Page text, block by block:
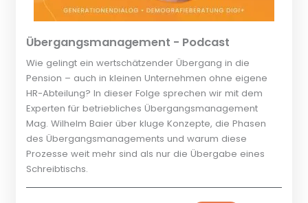
Übergangsmanagement - Podcast
Wie gelingt ein wertschätzender Übergang in die
Pension – auch in kleinen Unternehmen ohne eigene
HR-Abteilung? In dieser Folge sprechen wir mit dem
Experten für betriebliches Übergangsmanagement
Mag. Wilhelm Baier über kluge Konzepte, die Phasen
des Übergangsmanagements und warum diese
Prozesse weit mehr sind als nur die Übergabe eines
Schreibtischs.